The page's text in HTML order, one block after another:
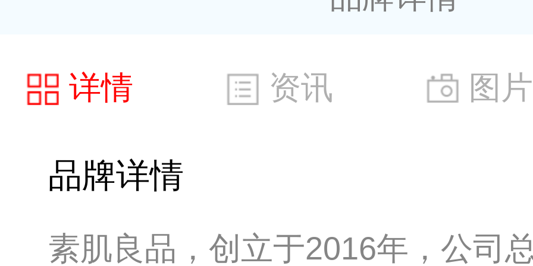
详情 资讯 图片
品牌详情
素肌良品，创立于2016年，公司